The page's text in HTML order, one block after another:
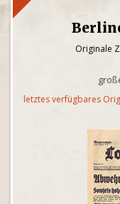
Originale
letztes verfügbares